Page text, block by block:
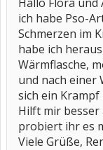
ich habe Pso-
Schmerzen im
habe ich
Wärmflasche,
und nach einer
sich ein
Hilft mir besser
probiert ihr es
Viele Grüße,